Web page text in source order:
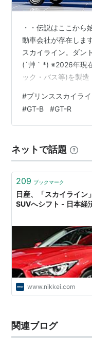
・・伝説はここから
動車会社が存在しま
スカイライン。ダン
(´艸｀*) ※2026年現
ック・バス等)を製
代スカイライン
ィ寸法
「プリンススカイラ
ン」…
#プリンススカイラ
#GT-B #GT-R
ネットで話題
209 ブックマーク
日産、「スカイライ
SUVへシフト - 日本経
www.nikkei.com
関連ブログ